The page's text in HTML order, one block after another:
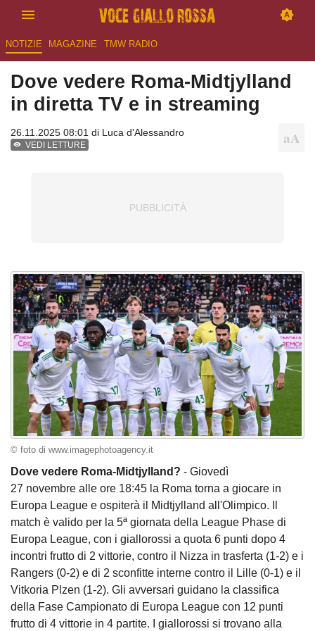
NOTIZIE MAGAZINE TMW RADIO
Dove vedere Roma-Midtjylland
in diretta TV e in streaming
26.11.2025 08:01 di Luca d'Alessandro
VEDI LETTURE
© foto di www.imagephotoagency.it
Dove vedere Roma-Midtjylland? - Giovedì
27 novembre alle ore 18:45 la Roma torna a giocare in
Europa League e ospiterà il Midtjylland all'Olimpico. Il
match è valido per la 5ª giornata della League Phase di
Europa League, con i giallorossi a quota 6 punti dopo 4
incontri frutto di 2 vittorie, contro il Nizza in trasferta (1-2) e i
Rangers (0-2) e di 2 sconfitte interne contro il Lille (0-1) e il
Vitkoria Plzen (1-2). Gli avversari guidano la classifica
della Fase Campionato di Europa League con 12 punti
frutto di 4 vittorie in 4 partite. I giallorossi si trovano alla